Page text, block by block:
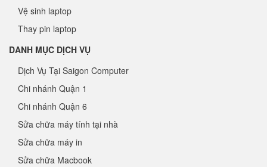
Vệ sinh laptop
Thay pin laptop
DANH MỤC DỊCH VỤ
Dịch Vụ Tại Saigon Computer
Chi nhánh Quận 1
Chi nhánh Quận 6
Sửa chữa máy tính tại nhà
Sửa chữa máy in
Sửa chữa Macbook